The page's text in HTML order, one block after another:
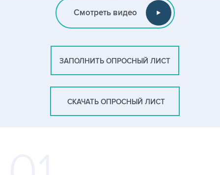
ЗАПОЛНИТЬ ОПРОСНЫЙ ЛИСТ
СКАЧАТЬ ОПРОСНЫЙ ЛИСТ
Смотреть видео